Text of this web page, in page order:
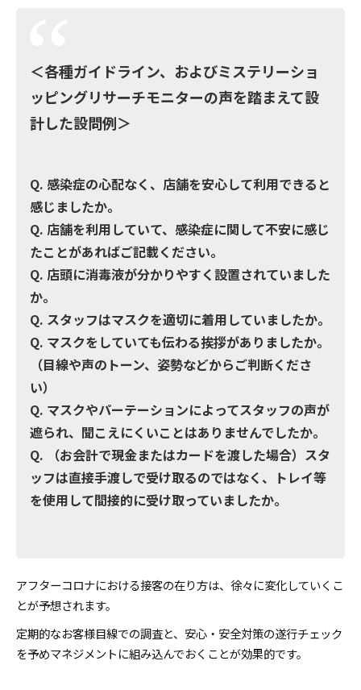
＜各種ガイドライン、およびミステリーショ
ッピングリサーチモニターの声を踏まえて設
計した設問例＞
Q. 感染症の心配なく、店舗を安心して利用できると
感じましたか。
Q. 店舗を利用していて、感染症に関して不安に感じ
たことがあればご記載ください。
Q. 店頭に消毒液が分かりやすく設置されていました
か。
Q. スタッフはマスクを適切に着用していましたか。
Q. マスクをしていても伝わる挨拶がありましたか。
（目線や声のトーン、姿勢などからご判断くださ
い）
Q. マスクやパーテーションによってスタッフの声が
遮られ、聞こえにくいことはありませんでしたか。
Q. （お会計で現金またはカードを渡した場合）スタ
ッフは直接手渡しで受け取るのではなく、トレイ等
を使用して間接的に受け取っていましたか。
アフターコロナにおける接客の在り方は、徐々に変化していくこ
とが予想されます。
定期的なお客様目線での調査と、安心・安全対策の遂行チェック
を予めマネジメントに組み込んでおくことが効果的です。